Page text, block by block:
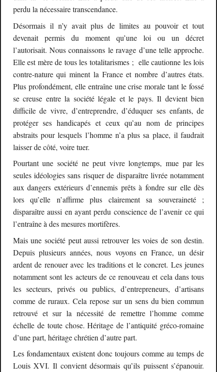
perdu la nécessaire transcendance.
Désormais il n’y avait plus de limites au pouvoir et tout
devenait permis du moment qu’une loi ou un décret
l’autorisait. Nous connaissons le ravage d’une telle approche.
Elle est mère de tous les totalitarismes ; elle cautionne les lois
contre-nature qui minent la France et nombre d’autres états.
Plus profondément, elle entraîne une crise morale tant le fossé
se creuse entre la société légale et le pays. Il devient bien
difficile de vivre, d’entreprendre, d’éduquer ses enfants, de
protéger ses handicapés et ceux qu’au nom de principes
abstraits pour lesquels l’homme n’a plus sa place, il faudrait
laisser de côté, voire tuer.
Pourtant une société ne peut vivre longtemps, mue par les
seules idéologies sans risquer de disparaître livrée notamment
aux dangers extérieurs d’ennemis prêts à fondre sur elle dès
lors qu’elle n’affirme plus clairement sa souveraineté ;
disparaître aussi en ayant perdu conscience de l’avenir ce qui
l’entraîne à des mesures mortifères.
Mais une société peut aussi retrouver les voies de son destin.
Depuis plusieurs années, nous voyons en France, un désir
ardent de renouer avec les traditions et le concret. Les jeunes
notamment sont les acteurs de ce renouveau et cela dans tous
les secteurs, privés ou publics, d’entrepreneurs, d’artisans
comme de ruraux. Cela repose sur un sens du bien commun
retrouvé et sur la nécessité de remettre l’homme comme
échelle de toute chose. Héritage de l’antiquité gréco-romaine
d’une part, héritage chrétien d’autre part.
Les fondamentaux existent donc toujours comme au temps de
Louis XVI. Il convient désormais qu’ils puissent s’épanouir.